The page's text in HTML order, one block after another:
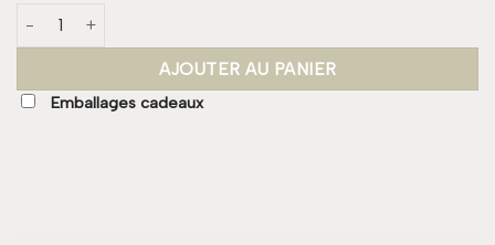
AJOUTER AU PANIER
Emballages cadeaux